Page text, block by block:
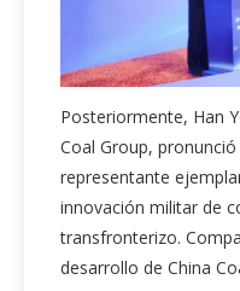
Posteriormente, Han
Coal Group,
representante
innovación militar de
transfronterizo.
desarrollo de China